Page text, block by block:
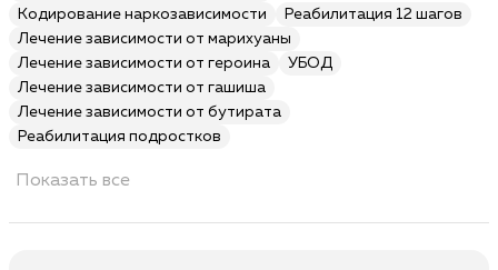
Кодирование наркозависимости
Реабилитация 12 шагов
Лечение зависимости от марихуаны
Лечение зависимости от героина
УБОД
Лечение зависимости от гашиша
Лечение зависимости от бутирата
Реабилитация подростков
Показать все